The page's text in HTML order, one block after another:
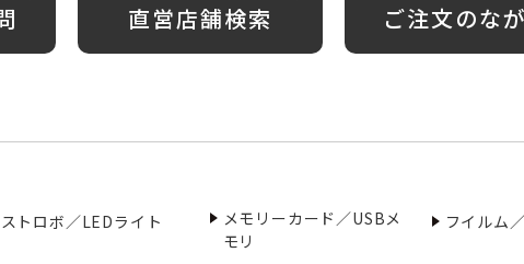
直営店舗検索 ご注文のな
ストロボ／LEDライト
メモリーカード／USBメ
モリ
フイルム